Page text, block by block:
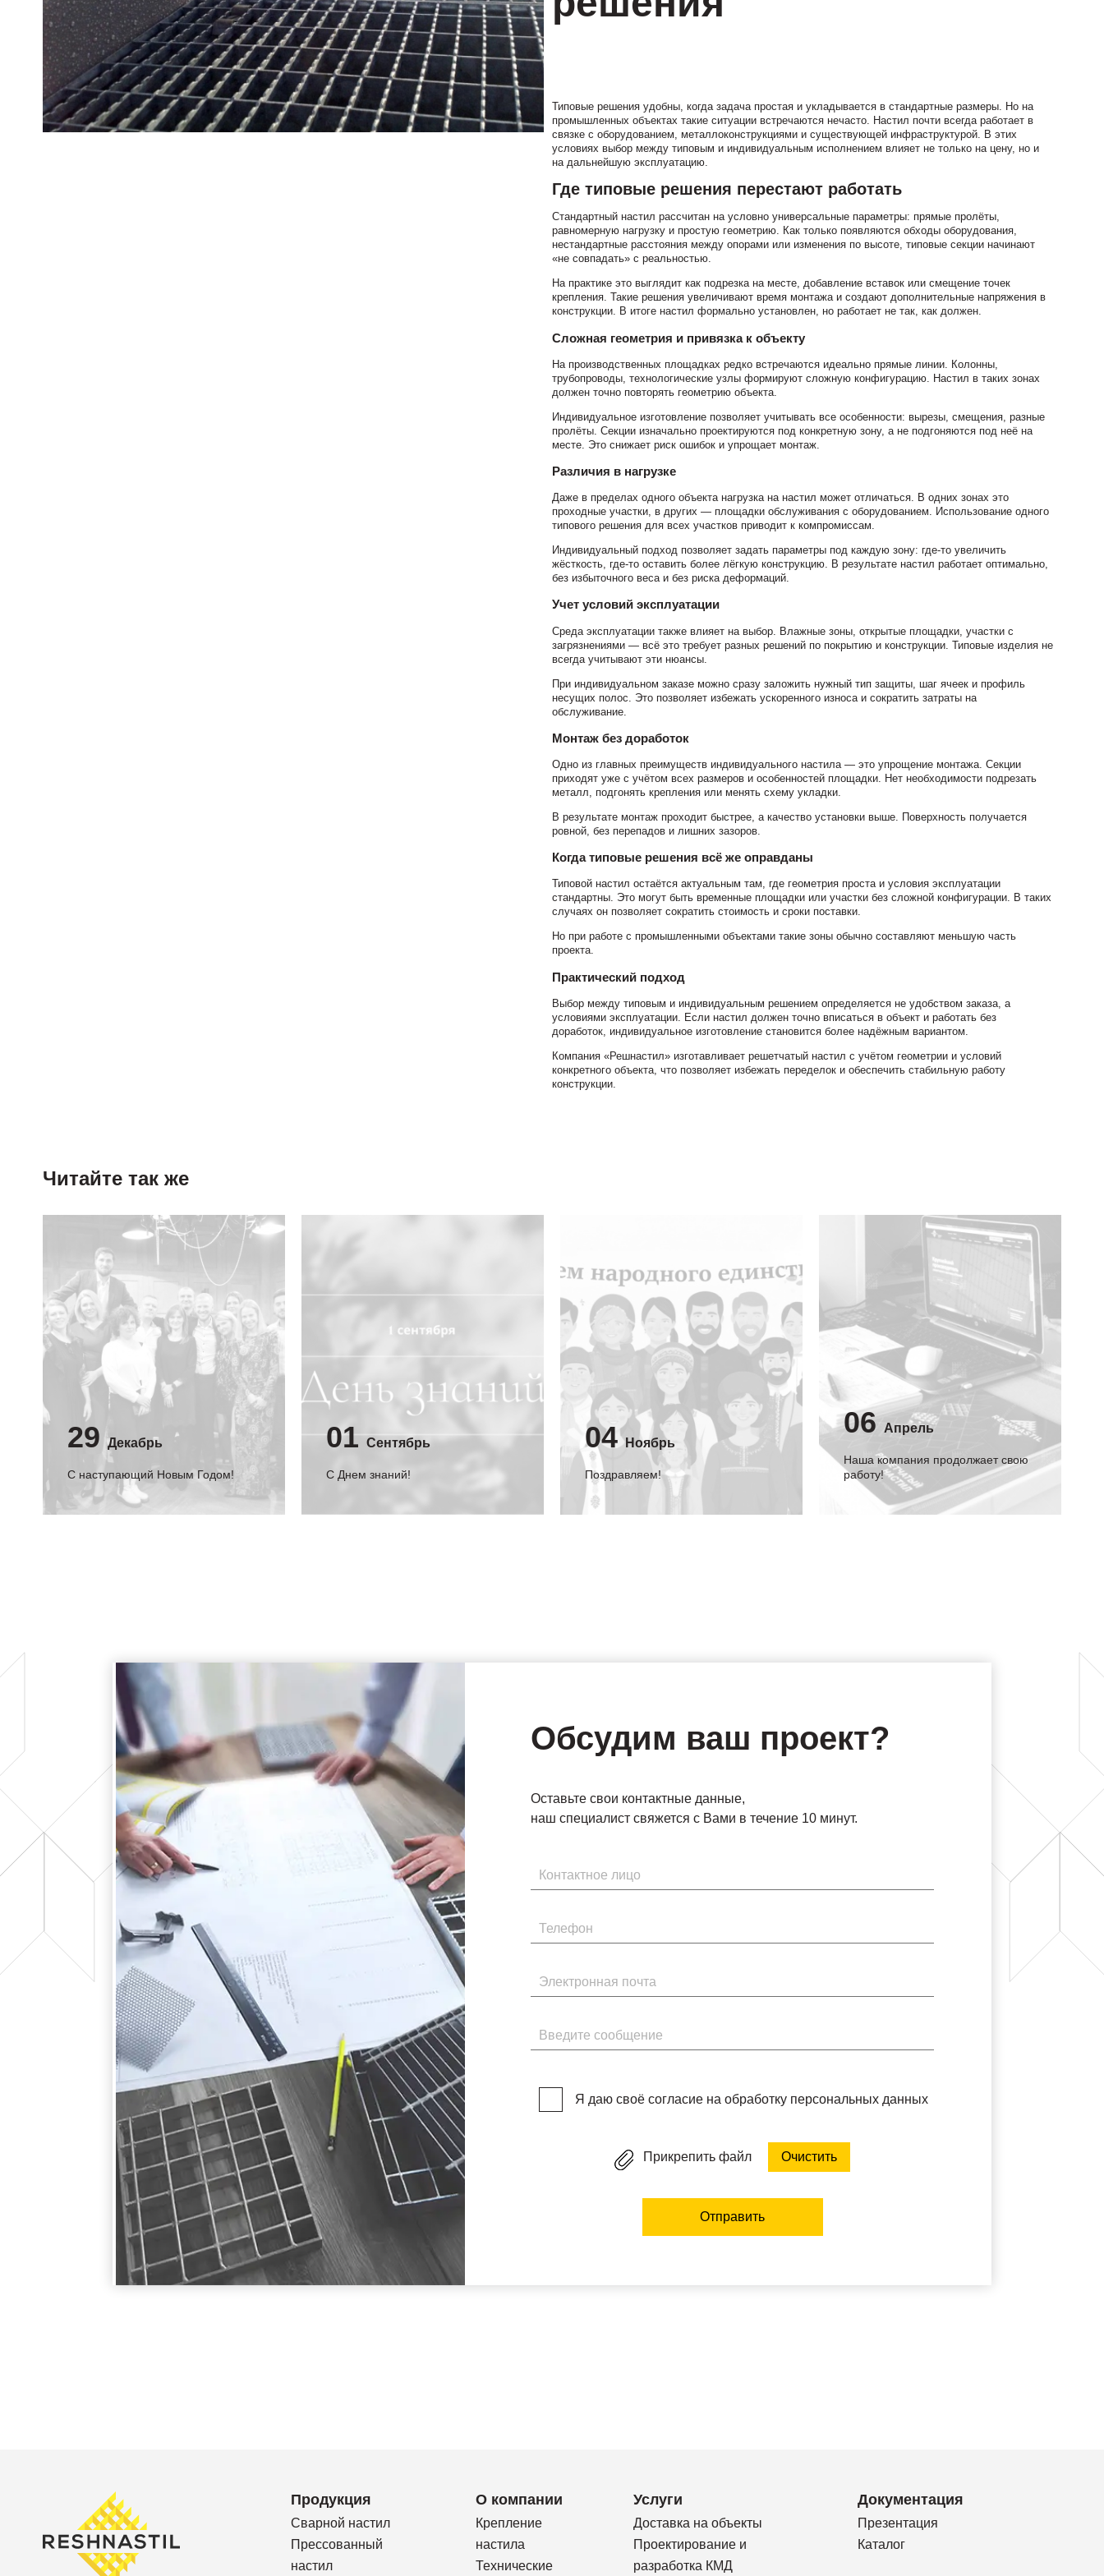
Типовые решения удобны, когда задача простая и укладывается в стандартные размеры. Но на
промышленных объектах такие ситуации встречаются нечасто. Настил почти всегда работает в
связке с оборудованием, металлоконструкциями и существующей инфраструктурой. В этих
условиях выбор между типовым и индивидуальным исполнением влияет не только на цену, но и
на дальнейшую эксплуатацию.
Где типовые решения перестают работать
Стандартный настил рассчитан на условно универсальные параметры: прямые пролёты,
равномерную нагрузку и простую геометрию. Как только появляются обходы оборудования,
нестандартные расстояния между опорами или изменения по высоте, типовые секции начинают
«не совпадать» с реальностью.
На практике это выглядит как подрезка на месте, добавление вставок или смещение точек
крепления. Такие решения увеличивают время монтажа и создают дополнительные напряжения в
конструкции. В итоге настил формально установлен, но работает не так, как должен.
Сложная геометрия и привязка к объекту
На производственных площадках редко встречаются идеально прямые линии. Колонны,
трубопроводы, технологические узлы формируют сложную конфигурацию. Настил в таких зонах
должен точно повторять геометрию объекта.
Индивидуальное изготовление позволяет учитывать все особенности: вырезы, смещения, разные
пролёты. Секции изначально проектируются под конкретную зону, а не подгоняются под неё на
месте. Это снижает риск ошибок и упрощает монтаж.
Различия в нагрузке
Даже в пределах одного объекта нагрузка на настил может отличаться. В одних зонах это
проходные участки, в других — площадки обслуживания с оборудованием. Использование одного
типового решения для всех участков приводит к компромиссам.
Индивидуальный подход позволяет задать параметры под каждую зону: где-то увеличить
жёсткость, где-то оставить более лёгкую конструкцию. В результате настил работает оптимально,
без избыточного веса и без риска деформаций.
Учет условий эксплуатации
Среда эксплуатации также влияет на выбор. Влажные зоны, открытые площадки, участки с
загрязнениями — всё это требует разных решений по покрытию и конструкции. Типовые изделия не
всегда учитывают эти нюансы.
При индивидуальном заказе можно сразу заложить нужный тип защиты, шаг ячеек и профиль
несущих полос. Это позволяет избежать ускоренного износа и сократить затраты на
обслуживание.
Монтаж без доработок
Одно из главных преимуществ индивидуального настила — это упрощение монтажа. Секции
приходят уже с учётом всех размеров и особенностей площадки. Нет необходимости подрезать
металл, подгонять крепления или менять схему укладки.
В результате монтаж проходит быстрее, а качество установки выше. Поверхность получается
ровной, без перепадов и лишних зазоров.
Когда типовые решения всё же оправданы
Типовой настил остаётся актуальным там, где геометрия проста и условия эксплуатации
стандартны. Это могут быть временные площадки или участки без сложной конфигурации. В таких
случаях он позволяет сократить стоимость и сроки поставки.
Но при работе с промышленными объектами такие зоны обычно составляют меньшую часть
проекта.
Практический подход
Выбор между типовым и индивидуальным решением определяется не удобством заказа, а
условиями эксплуатации. Если настил должен точно вписаться в объект и работать без
доработок, индивидуальное изготовление становится более надёжным вариантом.
Компания «Решнастил» изготавливает решетчатый настил с учётом геометрии и условий
конкретного объекта, что позволяет избежать переделок и обеспечить стабильную работу
конструкции.
Читайте так же
29 Декабрь
С наступающий Новым Годом!
01 Сентябрь
C Днем знаний!
04 Ноябрь
Поздравляем!
06 Апрель
Наша компания продолжает свою
работу!
Обсудим ваш проект?
Оставьте свои контактные данные,
наш специалист свяжется с Вами в течение 10 минут.
Имя
Телефон
Электронная почта
Введите сообщение
Я даю своё согласие на обработку персональных данных
Прикрепить файл Очистить
Отправить
Продукция
Сварной настил
Прессованный
настил
О компании
Крепление
настила
Технические
Услуги
Доставка на объекты
Проектирование и
разработка КМД
Документация
Презентация
Каталог